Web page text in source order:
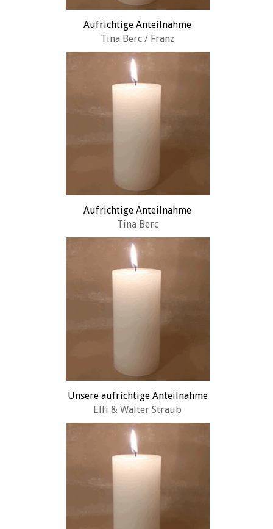
Aufrichtige Anteilnahme
Tina Berc / Franz
Aufrichtige Anteilnahme
Tina Berc
Unsere aufrichtige Anteilnahme
Elfi & Walter Straub